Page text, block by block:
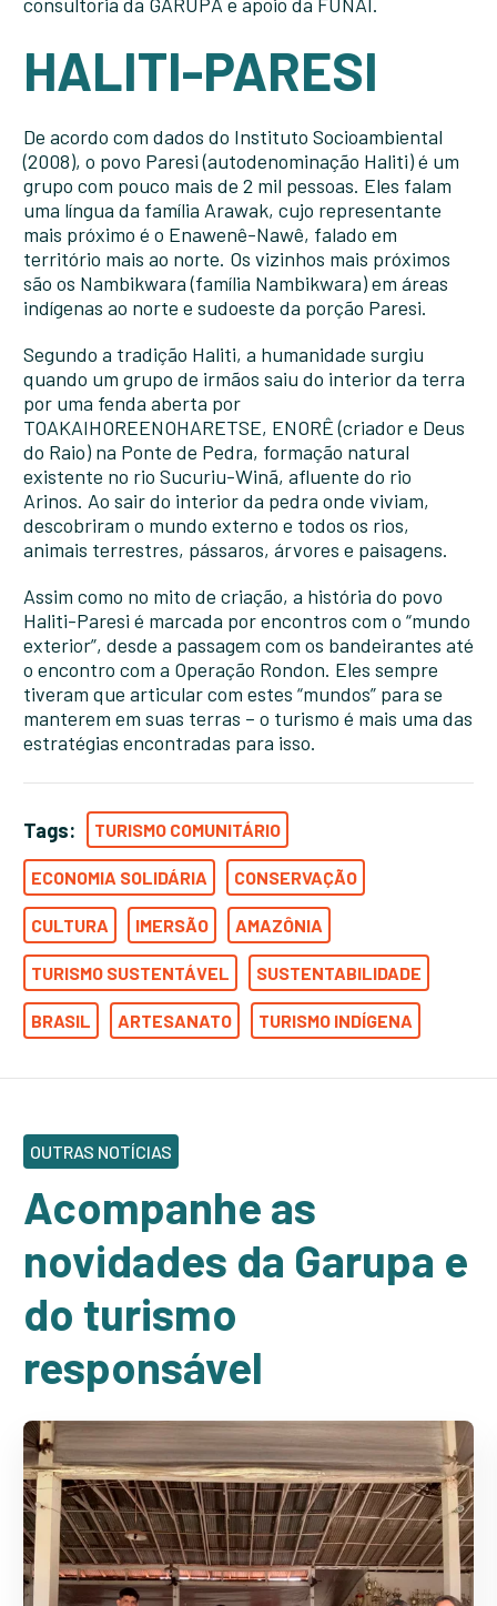
HALITI-PARESI
De acordo com dados do Instituto Socioambiental
(2008), o povo Paresi (autodenominação Haliti) é um
grupo com pouco mais de 2 mil pessoas. Eles falam
uma língua da família Arawak, cujo representante
mais próximo é o Enawenê-Nawê, falado em
território mais ao norte. Os vizinhos mais próximos
são os Nambikwara (família Nambikwara) em áreas
indígenas ao norte e sudoeste da porção Paresi.
Segundo a tradição Haliti, a humanidade surgiu
quando um grupo de irmãos saiu do interior da terra
por uma fenda aberta por
TOAKAIHOREENOHARETSE, ENORÊ (criador e Deus
do Raio) na Ponte de Pedra, formação natural
existente no rio Sucuriu-Winã, afluente do rio
Arinos. Ao sair do interior da pedra onde viviam,
descobriram o mundo externo e todos os rios,
animais terrestres, pássaros, árvores e paisagens.
Assim como no mito de criação, a história do povo
Haliti-Paresi é marcada por encontros com o “mundo
exterior”, desde a passagem com os bandeirantes até
o encontro com a Operação Rondon. Eles sempre
tiveram que articular com estes “mundos” para se
manterem em suas terras – o turismo é mais uma das
estratégias encontradas para isso.
Tags: TURISMO COMUNITÁRIO
ECONOMIA SOLIDÁRIA CONSERVAÇÃO
CULTURA IMERSÃO AMAZÔNIA
TURISMO SUSTENTÁVEL SUSTENTABILIDADE
BRASIL ARTESANATO TURISMO INDÍGENA
OUTRAS NOTÍCIAS
Acompanhe as
novidades da Garupa e
do turismo
responsável